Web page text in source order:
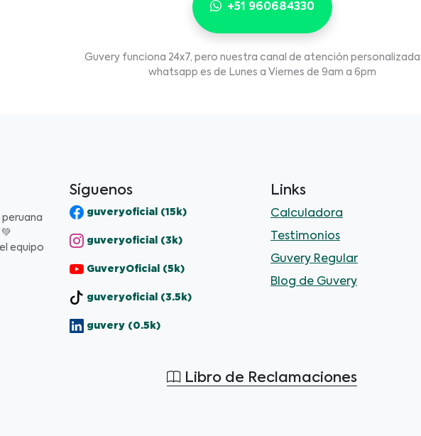
+51 960684330
Guvery funciona 24x7, pero nuestra canal de atención
whatsapp es de Lunes a Viernes de 9am a 6pm
peruana
equipo
Síguenos
guveryoficial (15k)
guveryoficial (3k)
GuveryOficial (5k)
guveryoficial (3.5k)
guvery (0.5k)
Links
Calculadora
Testimonios
Guvery Regular
Blog de Guvery
Libro de Reclamaciones